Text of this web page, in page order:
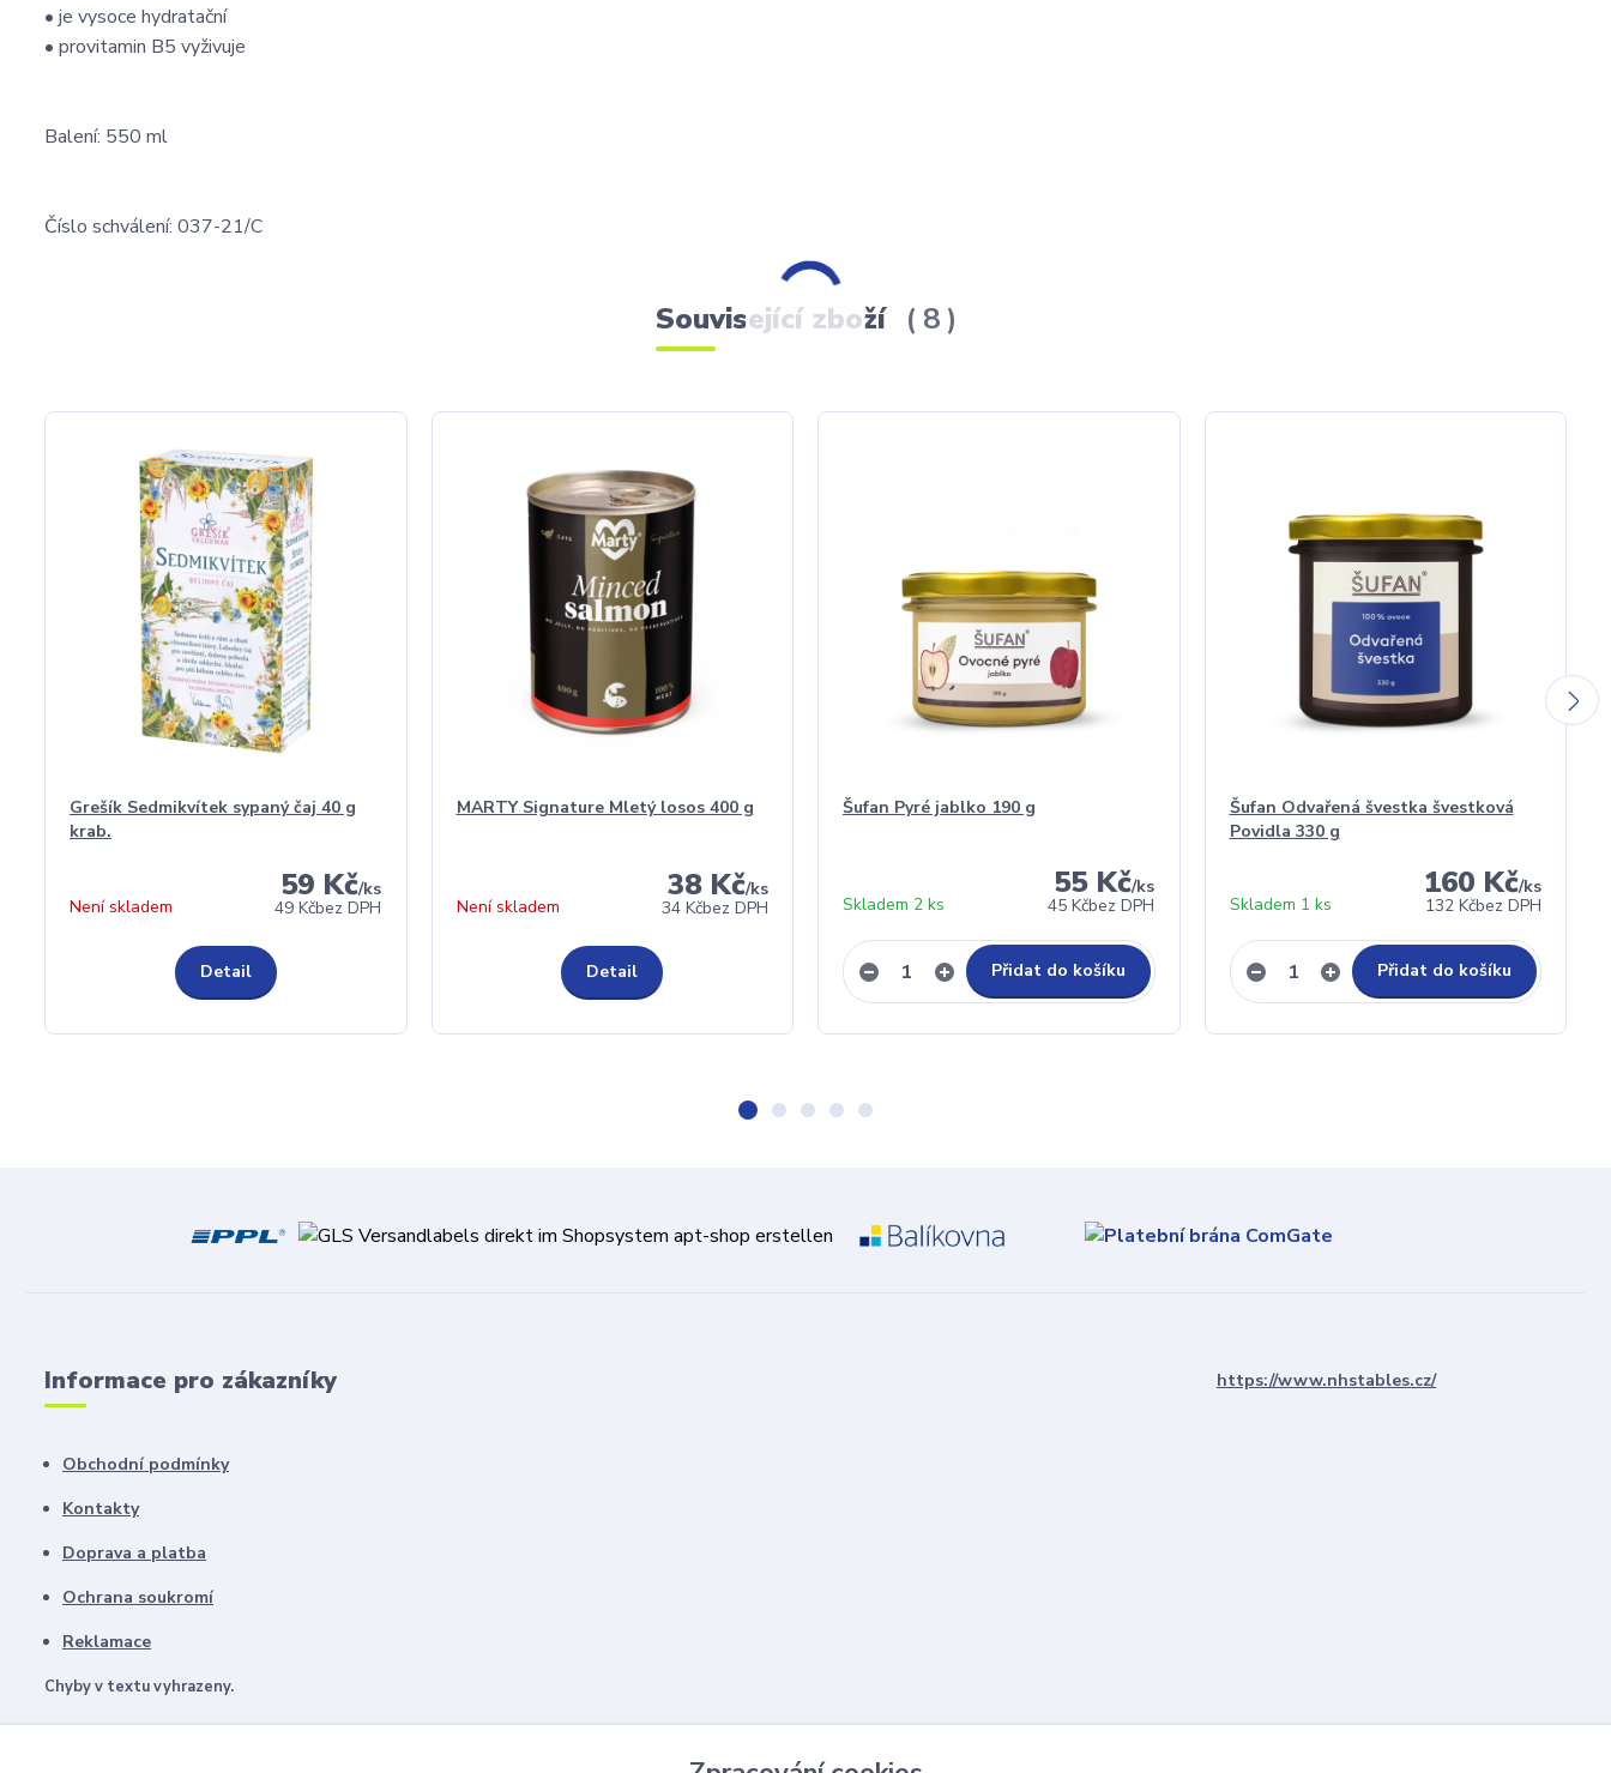
• je vysoce hydratační
• provitamin B5 vyživuje
Balení: 550 ml
Číslo schválení: 037-21/C
Související zboží 8
Grešík Sedmikvítek sypaný čaj 40 g
krab.
59 Kč/ks
49 Kčbez DPH
Není skladem
Detail
MARTY Signature Mletý losos 400 g
38 Kč/ks
34 Kčbez DPH
Není skladem
Detail
Šufan Pyré jablko 190 g
55 Kč/ks
45 Kčbez DPH
Skladem 2 ks
Přidat do košíku
Šufan Odvařená švestka švestková
Povidla 330 g
160 Kč/ks
132 Kčbez DPH
Skladem 1 ks
Přidat do košíku
Informace pro zákazníky
Obchodní podmínky
Kontakty
Doprava a platba
Ochrana soukromí
Reklamace
Chyby v textu vyhrazeny.
https://www.nhstables.cz/